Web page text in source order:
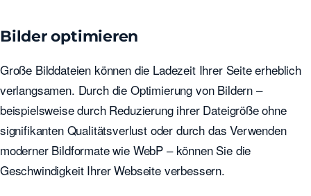
Bilder optimieren
Große Bilddateien können die Ladezeit Ihrer Seite erheblich
verlangsamen. Durch die Optimierung von Bildern –
beispielsweise durch Reduzierung ihrer Dateigröße ohne
signifikanten Qualitätsverlust oder durch das Verwenden
moderner Bildformate wie WebP – können Sie die
Geschwindigkeit Ihrer Webseite verbessern.